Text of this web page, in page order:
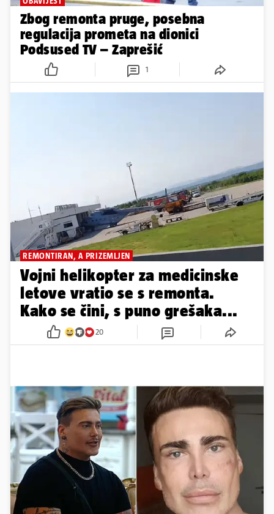
Zbog remonta pruge, posebna
regulacija prometa na dionici
Podsused TV – Zaprešić
1
REMONTIRAN, A PRIZEMLJEN
Vojni helikopter za medicinske
letove vratio se s remonta.
Kako se čini, s puno grešaka...
20